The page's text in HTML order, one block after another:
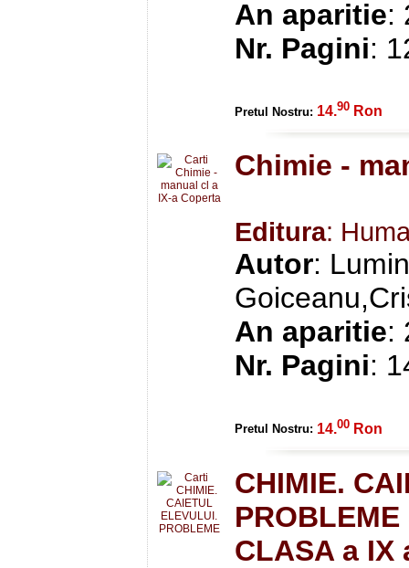
An aparitie:
Nr. Pagini:
Pretul Nostru: 14.90 Ron
Chimie -
Editura:
Autor:
An aparitie:
Nr. Pagini:
Pretul Nostru: 14.00 Ron
CHIMIE.
PROBLEME
CLASA a IX